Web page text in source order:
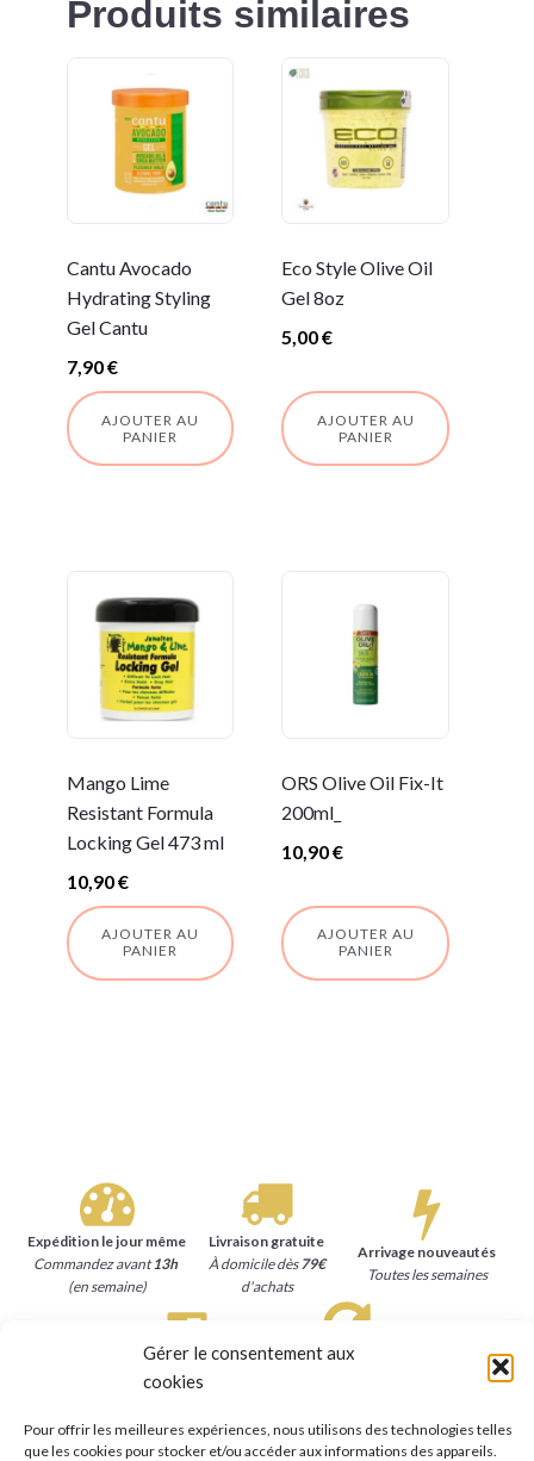
Gérer le consentement aux
cookies
Pour offrir les meilleures expériences, nous utilisons des technologies telles
que les cookies pour stocker et/ou accéder aux informations des appareils.
Produits similaires
Cantu Avocado
Hydrating Styling
Gel Cantu
7,90€
AJOUTER AU
PANIER
Eco Style Olive Oil
Gel 8oz
5,00€
AJOUTER AU
PANIER
Mango Lime
Resistant Formula
Locking Gel 473 ml
10,90€
AJOUTER AU
PANIER
ORS Olive Oil Fix-It
200ml_
10,90€
AJOUTER AU
PANIER
Expédition le jour même
Commandez avant13h
(en semaine)
Livraison gratuite
À domicile dès 79€
d'achats
Arrivage nouveautés
Toutes les semaines
Paiement sécurisé
Satisfait ou remboursé